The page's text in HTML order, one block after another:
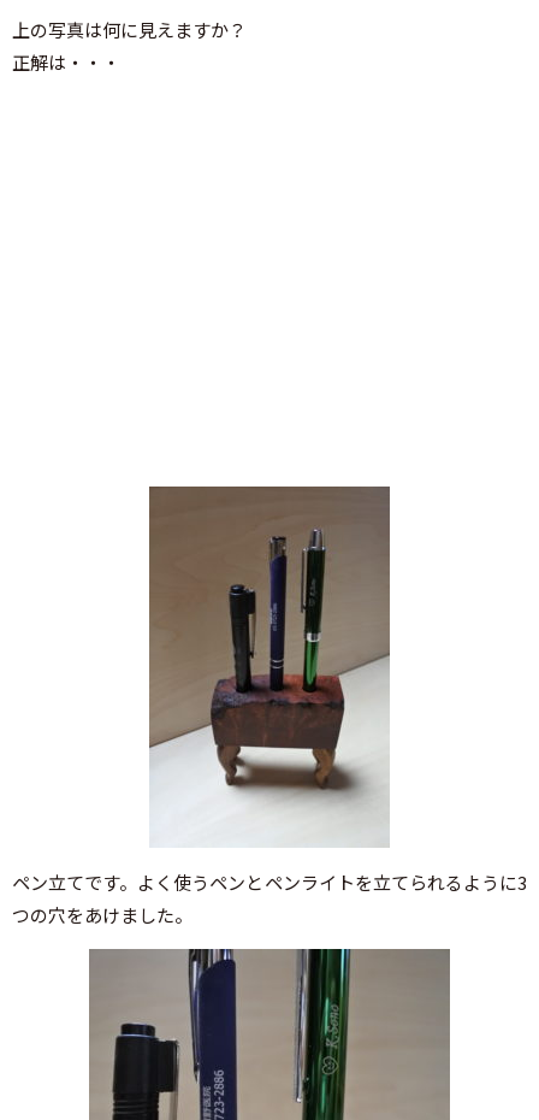
上の写真は何に見えますか？
正解は・・・
ペン立てです。よく使うペンとペンライトを立てられるように3
つの穴をあけました。